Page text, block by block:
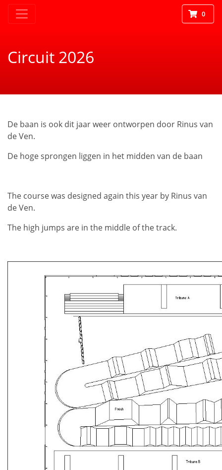
0
Circuit 2026
De baan is ook dit jaar weer ontworpen door Rinus van
de Ven.
De hoge sprongen liggen in het midden van de baan
The course was designed again this year by Rinus van
de Ven.
The high jumps are in the middle of the track.